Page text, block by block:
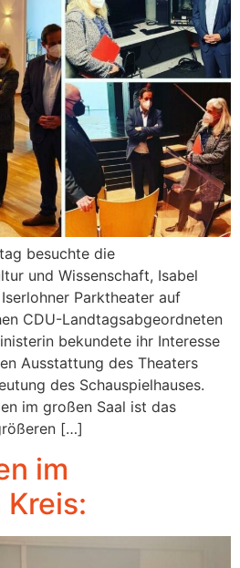
besuchte die
und Wissenschaft, Isabel
Parktheater auf
CDU-Landtagsabgeordneten
bekundete ihr Interesse
Ausstattung des Theaters
des Schauspielhauses.
im großen Saal ist das
[…]
im